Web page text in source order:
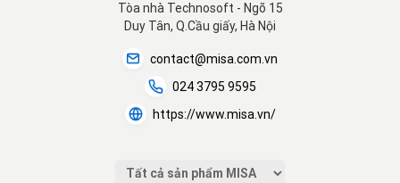
Tòa nhà Technosoft - Ngõ 15
Duy Tân, Q.Cầu giấy, Hà Nội
contact@misa.com.vn
024 3795 9595
https://www.misa.vn/